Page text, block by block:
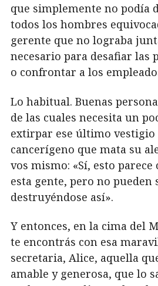
que simplemente no podía
todos los hombres
gerente que no lograba
necesario para desafiar las
o confrontar a los
Lo habitual. Buenas
de las cuales necesita un
extirpar ese último
cancerígeno que mata su
vos mismo: «Sí, esto
esta gente, pero no pueden
destruyéndose así».
Y entonces, en la cima del
te encontrás con esa
secretaria, Alice, aquella
amable y generosa, que lo